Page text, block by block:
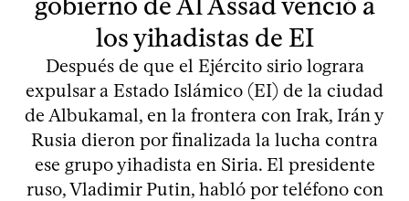
los yihadistas de EI
Después de que el Ejército sirio lograra
expulsar a Estado Islámico (EI) de la ciudad
de Albukamal, en la frontera con Irak, Irán y
Rusia dieron por finalizada la lucha contra
ese grupo yihadista en Siria. El presidente
ruso, Vladimir Putin, habló por teléfono con